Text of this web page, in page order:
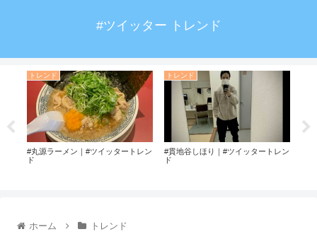
#ツイッター トレンド
トレンド
#丸源ラーメン｜#ツイッタートレン
ド
トレンド
#貫地谷しほり｜#ツイッタートレン
ド
ホーム トレンド